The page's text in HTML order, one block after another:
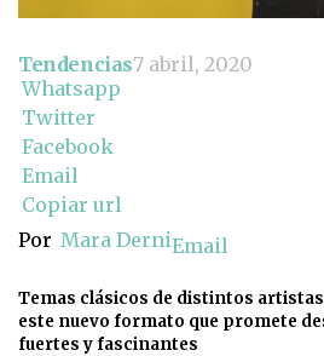
Tendencias7 abril, 2020
Whatsapp
Twitter
Facebook
Email
Copiar url
Por Mara DerniEmail
Temas clásicos de distintos
este nuevo formato que promete
fuertes y fascinantes